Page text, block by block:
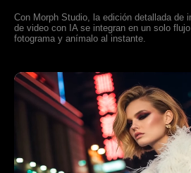
Con Morph Studio, la edición detallada de
de video con IA se integran en un solo
fotograma y anímalo al instante.